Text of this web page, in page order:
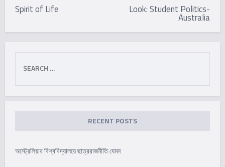
navigation
Spirit of Life Look: Student Politics-
Australia
for:
RECENT POSTS
অস্ট্রেলিয়ার বিশ্ববিদ্যালয়ে ছাত্ররাজনীতি যেমন